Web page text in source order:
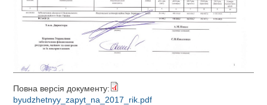
Повна версія документу:
byudzhetnyy_zapyt_na_2017_rik.pdf